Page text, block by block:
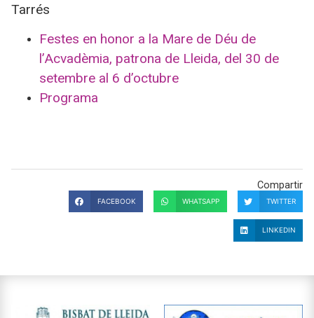
Tarrés
Festes en honor a la Mare de Déu de
l’Acvadèmia, patrona de Lleida, del 30 de
setembre al 6 d’octubre
Programa
Compartir
FACEBOOK WHATSAPP TWITTER
LINKEDIN